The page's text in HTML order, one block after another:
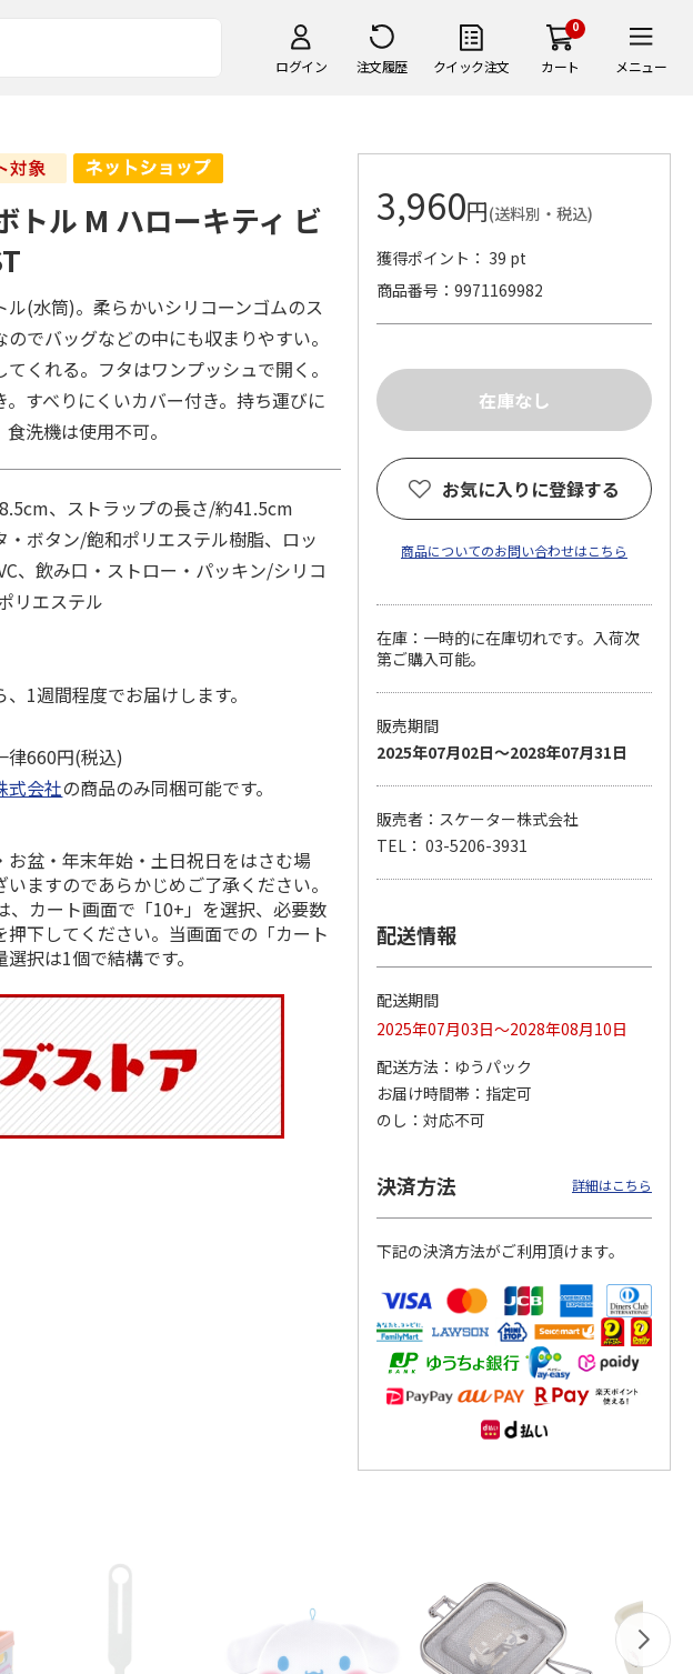
ログイン 注文履歴 クイック注文
0
カート メニュー
イカットマグ
ポムポムプ
マスコット入りドリ
ンクボトル ハロー
キティ PSPR5MC
ふわっとフタタイト
ランチボックス角型
パペットスンスン
コーデュロイ生地ラ
ンチバッグ ハロー
キティ KCOB2
2,200円
(送料別・税込)
4,510円
(送料別・税込)
トル M ハローキティ ビ
(水筒)。柔らかいシリコーンゴムのス
でバッグなどの中にも収まりやすい。
くれる。フタはワンプッシュで開く。
すべりにくいカバー付き。持ち運びに
洗機は使用不可。
、ストラップの長さ/約41.5cm
ボタン/飽和ポリエステル樹脂、ロッ
、飲み口・ストロー・パッキン/シリコ
リエステル
1週間程度でお届けします。
660円(税込)
式会社の商品のみ同梱可能です。
盆・年末年始・土日祝日をはさむ場
ますのであらかじめご了承ください。
カート画面で「10+」を選択、必要数
下してください。当画面での「カート
択は1個で結構です。
3,960円(送料別・税込)
獲得ポイント： 39 pt
商品番号
9971169982
お気に入りに登録する
商品についてのお問い合わせはこちら
在庫：一時的に在庫切れです。入荷次
第ご購入可能。
販売期間
2025年07月02日～2028年07月31日
販売者：スケーター株式会社
TEL： 03-5206-3931
配送情報
配送期間
2025年07月03日～2028年08月10日
配送方法
ゆうパック
お届け時間帯
指定可
のし
対応不可
決済方法 詳細はこちら
下記の決済方法がご利用頂けます。